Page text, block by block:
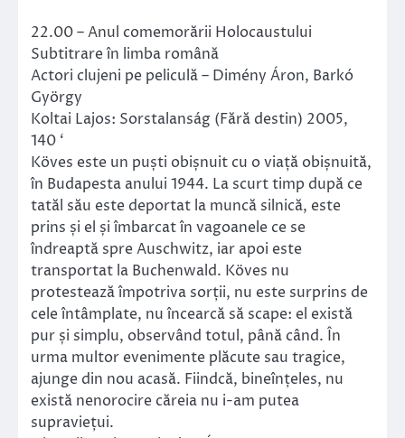
22.00 – Anul comemorării Holocaustului
Subtitrare în limba română
Actori clujeni pe peliculă – Dimény Áron, Barkó
György
Koltai Lajos: Sorstalanság (Fără destin) 2005,
140 ‘
Köves este un puști obișnuit cu o viață obișnuită,
în Budapesta anului 1944. La scurt timp după ce
tatăl său este deportat la muncă silnică, este
prins și el și îmbarcat în vagoanele ce se
îndreaptă spre Auschwitz, iar apoi este
transportat la Buchenwald. Köves nu
protestează împotriva sorții, nu este surprins de
cele întâmplate, nu încearcă să scape: el există
pur și simplu, observând totul, până când. În
urma multor evenimente plăcute sau tragice,
ajunge din nou acasă. Fiindcă, bineînțeles, nu
există nenorocire căreia nu i-am putea
supraviețui.